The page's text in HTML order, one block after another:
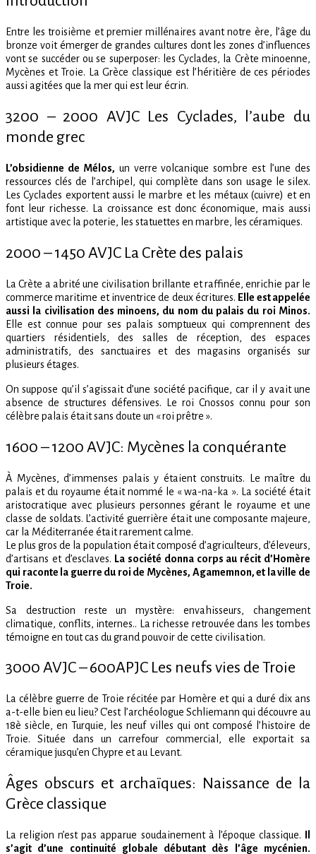
Entre les troisième et premier millénaires avant notre ère, l’âge du
bronze voit émerger de grandes cultures dont les zones d’influences
vont se succéder ou se superposer: les Cyclades, la Crète minoenne,
Mycènes et Troie. La Grèce classique est l’héritière de ces périodes
aussi agitées que la mer qui est leur écrin.
3200 – 2000 AVJC Les Cyclades, l’aube du
monde grec
L’obsidienne de Mélos, un verre volcanique sombre est l’une des
ressources clés de l’archipel, qui complète dans son usage le silex.
Les Cyclades exportent aussi le marbre et les métaux (cuivre) et en
font leur richesse. La croissance est donc économique, mais aussi
artistique avec la poterie, les statuettes en marbre, les céramiques.
2000 – 1450 AVJC La Crète des palais
La Crète a abrité une civilisation brillante et raffinée, enrichie par le
commerce maritime et inventrice de deux écritures. Elle est appelée
aussi la civilisation des minoens, du nom du palais du roi Minos.
Elle est connue pour ses palais somptueux qui comprennent des
quartiers résidentiels, des salles de réception, des espaces
administratifs, des sanctuaires et des magasins organisés sur
plusieurs étages.
On suppose qu’il s’agissait d’une société pacifique, car il y avait une
absence de structures défensives. Le roi Cnossos connu pour son
célèbre palais était sans doute un « roi prêtre ».
1600 – 1200 AVJC: Mycènes la conquérante
À Mycènes, d’immenses palais y étaient construits. Le maître du
palais et du royaume était nommé le « wa-na-ka ». La société était
aristocratique avec plusieurs personnes gérant le royaume et une
classe de soldats. L’activité guerrière était une composante majeure,
car la Méditerranée était rarement calme.
Le plus gros de la population était composé d’agriculteurs, d’éleveurs,
d’artisans et d’esclaves. La société donna corps au récit d’Homère
qui raconte la guerre du roi de Mycènes, Agamemnon, et la ville de
Troie.
Sa destruction reste un mystère: envahisseurs, changement
climatique, conflits, internes.. La richesse retrouvée dans les tombes
témoigne en tout cas du grand pouvoir de cette civilisation.
3000 AVJC – 600APJC Les neufs vies de Troie
La célèbre guerre de Troie récitée par Homère et qui a duré dix ans
a-t-elle bien eu lieu? C’est l’archéologue Schliemann qui découvre au
18è siècle, en Turquie, les neuf villes qui ont composé l’histoire de
Troie. Située dans un carrefour commercial, elle exportait sa
céramique jusqu’en Chypre et au Levant.
Âges obscurs et archaïques: Naissance de la
Grèce classique
La religion n’est pas apparue soudainement à l’époque classique.
s’agit d’une continuité globale débutant dès l’âge mycénien.